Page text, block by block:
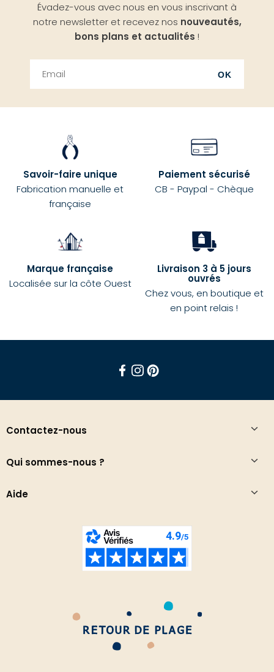
Évadez-vous avec nous en vous inscrivant à
notre newsletter et recevez nos nouveautés,
bons plans et actualités !
OK
Savoir-faire unique
Fabrication manuelle et
française
Paiement sécurisé
CB - Paypal - Chèque
Marque française
Localisée sur la côte Ouest
Livraison 3 à 5 jours
ouvrés
Chez vous, en boutique et
en point relais !
Contactez-nous
Qui sommes-nous ?
Aide